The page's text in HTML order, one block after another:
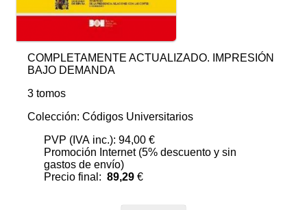
COMPLETAMENTE ACTUALIZADO. IMPRESIÓN
BAJO DEMANDA
3 tomos
Colección: Códigos Universitarios
PVP (IVA inc.): 94,00 €
Promoción Internet (5% descuento y sin
gastos de envío)
Precio final: 89,29 €